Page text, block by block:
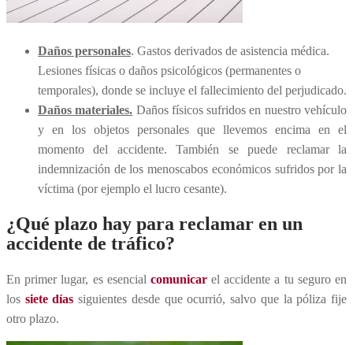
Daños personales. Gastos derivados de asistencia médica.
Lesiones físicas o daños psicológicos (permanentes o
temporales), donde se incluye el fallecimiento del perjudicado.
Daños materiales. Daños físicos sufridos en nuestro vehículo
y en los objetos personales que llevemos encima en el
momento del accidente. También se puede reclamar la
indemnización de los menoscabos económicos sufridos por la
víctima (por ejemplo el lucro cesante).
¿Qué plazo hay para reclamar en un
accidente de tráfico?
En primer lugar, es esencial comunicarel accidente a tu seguro en
los siete días siguientes desde que ocurrió, salvo que la póliza fije
otro plazo.